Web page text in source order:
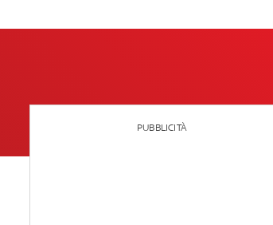
PUBBLICITÀ